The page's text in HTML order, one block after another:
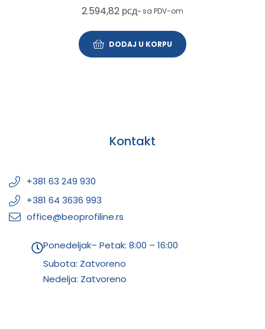
2.594,82 рсд~ sa PDV-om
DODAJ U KORPU
Kontakt
+381 63 249 930
+381 64 3636 993
office@beoprofiline.rs
Ponedeljak– Petak: 8:00 – 16:00
Subota: Zatvoreno
Nedelja: Zatvoreno